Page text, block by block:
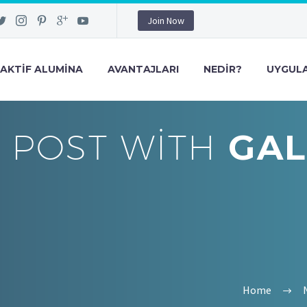
Join Now
AKTIF ALUMINA AVANTAJLARI NEDIR?
POST WITH
Home